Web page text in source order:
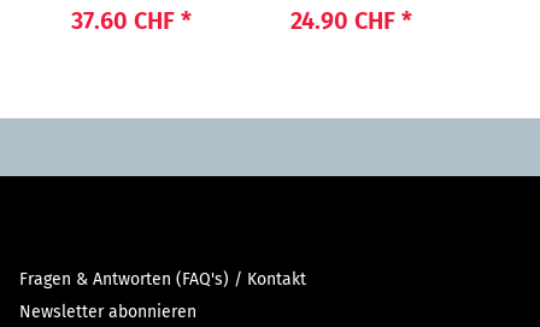
"Beauty"
37.60 CHF *
"Cash"24.90 CHF *
Fragen & Antworten (FAQ's) / Kontakt
Newsletter abonnieren